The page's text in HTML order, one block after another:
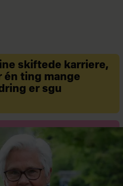
skiftede karriere,
ting mange
er sgu